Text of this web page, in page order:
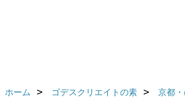
ホーム ゴデスクリエイトの素 京都